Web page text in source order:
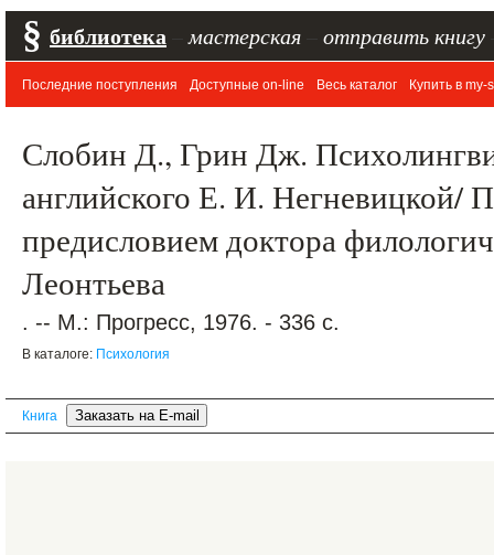
§ библиотека мастерская отправить книгу
Последние поступления Доступные on-line Весь каталог Купить в my-
Слобин Д., Грин Дж.
английского Е. И. Негневицкой/
предисловием доктора
Леонтьева
. -- М.: Прогресс, 1976. - 336 с.
В каталоге: Психология
Книга